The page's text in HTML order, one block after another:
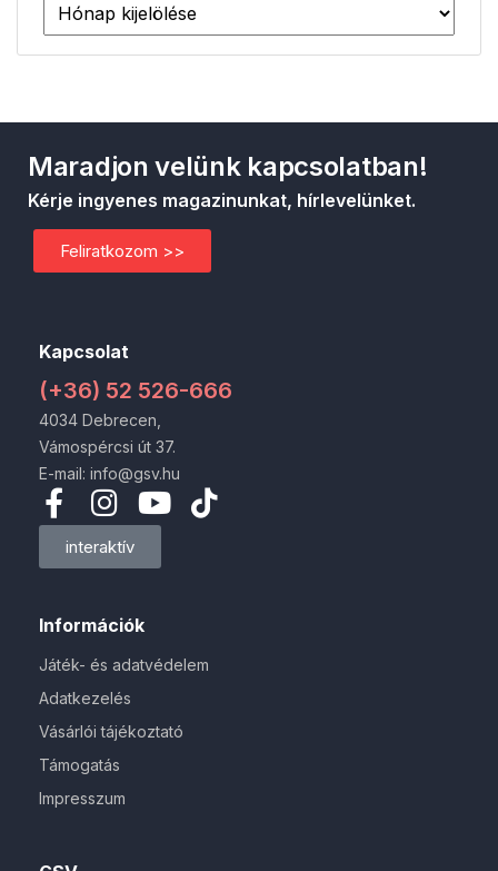
Információk
Játék- és adatvédelem
Adatkezelés
Vásárlói tájékoztató
Támogatás
Impresszum
Kapcsolat
(+36) 52 526-666
4034 Debrecen,
Vámospércsi út 37.
E-mail: info@gsv.hu
interaktív
Maradjon velünk kapcsolatban!
Kérje ingyenes magazinunkat, hírlevelünket.
Feliratkozom >>